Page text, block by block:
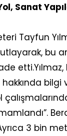
Sanat
Tayfun
kutlayarak,
bilgi
3 bin